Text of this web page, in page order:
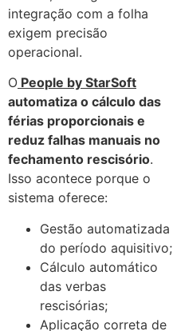
integração com a folha
exigem precisão
operacional.
O People by StarSoft
automatiza o cálculo das
férias proporcionais e
reduz falhas manuais no
fechamento rescisório.
Isso acontece porque o
sistema oferece:
Gestão automatizada
do período aquisitivo;
Cálculo automático
das verbas
rescisórias;
Aplicação correta de